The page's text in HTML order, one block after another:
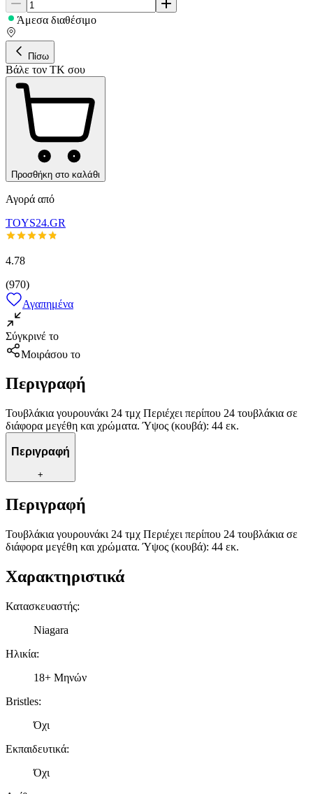
Άμεσα διαθέσιμο
Πίσω
Βάλε τον ΤΚ σου
Προσθήκη στο καλάθι
Αγορά από
TOYS24.GR
4.78
(970)
Αγαπημένα
Σύγκρινέ το
Μοιράσου το
Περιγραφή
Τουβλάκια γουρουνάκι 24 τμχ Περιέχει περίπου 24 τουβλάκια σε
διάφορα μεγέθη και χρώματα. Ύψος (κουβά): 44 εκ.
Περιγραφή
+
Περιγραφή
Τουβλάκια γουρουνάκι 24 τμχ Περιέχει περίπου 24 τουβλάκια σε
διάφορα μεγέθη και χρώματα. Ύψος (κουβά): 44 εκ.
Χαρακτηριστικά
Κατασκευαστής:
Niagara
Ηλικία:
18+ Μηνών
Bristles:
Όχι
Εκπαιδευτικά:
Όχι